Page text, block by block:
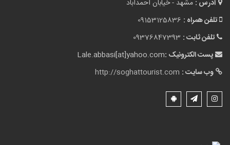
آدرس : مشهد - خیابان احمداباد
تلفن همراه : 09153125836
تلفن ثابت : 09376847393
پست الکترونیک :Lale.abbasi[at]yahoo.com
وب سایت : http://soghattourist.com